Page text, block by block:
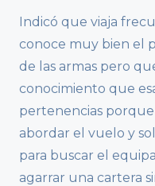
Indicó que viaja
conoce muy bien el
de las armas pero
conocimiento que
pertenencias porque
abordar el vuelo y
para buscar el
agarrar una cartera